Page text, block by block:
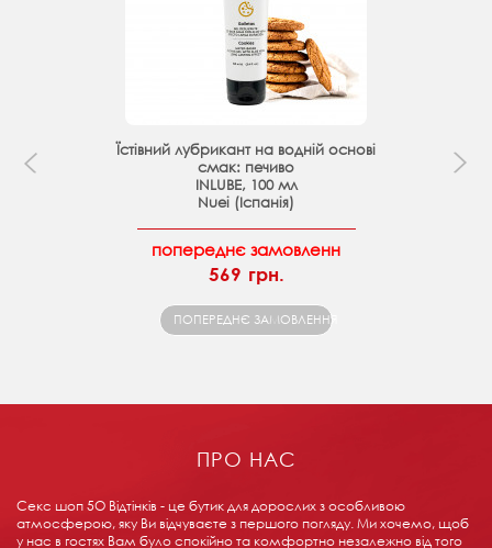
Їстівний лубрикант на водній основі
смак: печиво
INLUBE, 100 мл
Nuei (Іспанія)
попереднє замовленн
569 грн.
ПОПЕРЕДНЄ ЗАМОВЛЕННЯ
ПРО НАС
Секс шоп 5О Відтінків - це бутик для дорослих з особливою
атмосферою, яку Ви відчуваєте з першого погляду. Ми хочемо, щоб
у нас в гостях Вам було спокійно та комфортно незалежно від того